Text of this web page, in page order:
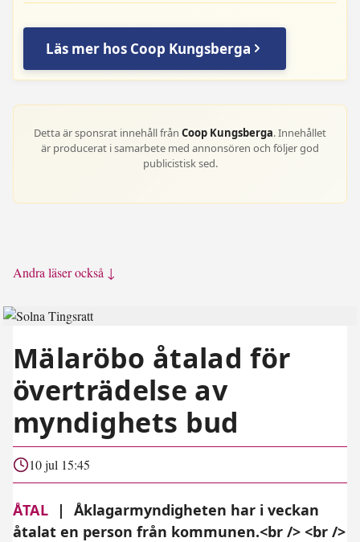
Läs mer hos Coop Kungsberga
Detta är sponsrat innehåll från Coop Kungsberga. Innehållet
är producerat i samarbete med annonsören och följer god
publicistisk sed.
Andra läser också ↓
Mälaröbo åtalad för
överträdelse av
myndighets bud
10 jul 15:45
ÅTAL |
Åklagarmyndigheten har i veckan
åtalat en person från kommunen.<br /> <br />